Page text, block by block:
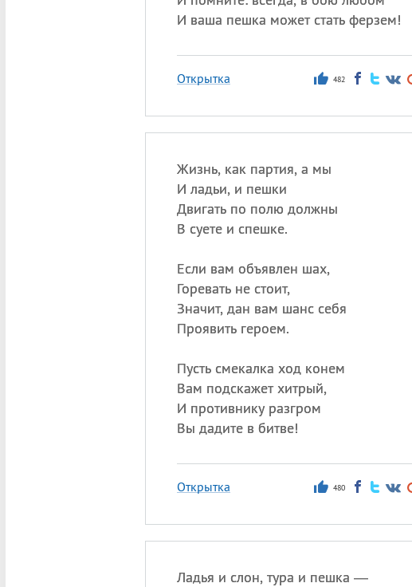
И ваша пешка может стать ферзем!
Открытка 482
Жизнь, как партия, а мы
И ладьи, и пешки
Двигать по полю должны
В суете и спешке.
Если вам объявлен шах,
Горевать не стоит,
Значит, дан вам шанс себя
Проявить героем.
Пусть смекалка ход конем
Вам подскажет хитрый,
И противнику разгром
Вы дадите в битве!
Открытка 480
Ладья и слон, тура и пешка —